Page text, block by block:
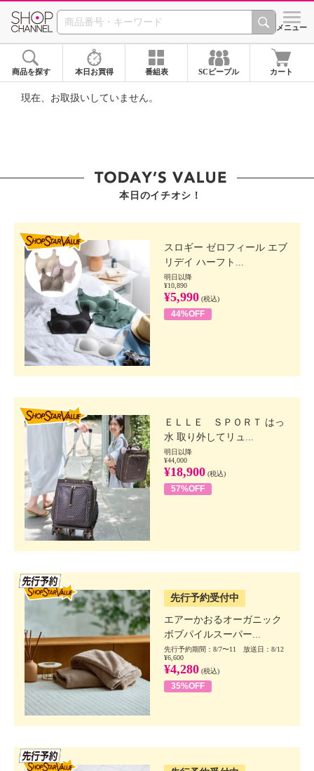
SHOP CHANNEL ショッ
メニュー
商品を探す 本日お買得 番組表 SCピープル カート
現在、お取扱いしていません。
本日のイチオシ！
スロギー ゼロフィール エブ
リデイ ハーフト...
明日以降
¥10,890
¥5,990 (税込)
44%OFF
ＥＬＬＥ ＳＰＯＲＴ はっ
水 取り外してリュ...
明日以降
¥44,000
¥18,900 (税込)
57%OFF
先行予約受付中
エアーかおるオーガニック
ボブパイルスーパー...
先行予約期間：8/7〜11 放送日：8/12
¥6,600
¥4,280 (税込)
35%OFF